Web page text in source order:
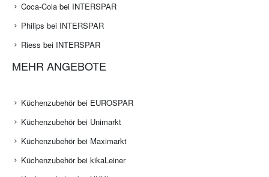
Coca-Cola bei INTERSPAR
Philips bei INTERSPAR
Riess bei INTERSPAR
MEHR ANGEBOTE
Küchenzubehör bei EUROSPAR
Küchenzubehör bei Unimarkt
Küchenzubehör bei Maximarkt
Küchenzubehör bei kikaLeiner